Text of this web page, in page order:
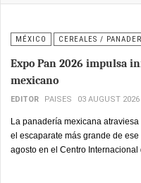
MÉXICO CEREALES /
Expo Pan 2026 impulsa
mexicano
EDITOR PAISES 03 AUGUST 2026
La panadería mexicana
el escaparate más grande de
agosto en el Centro